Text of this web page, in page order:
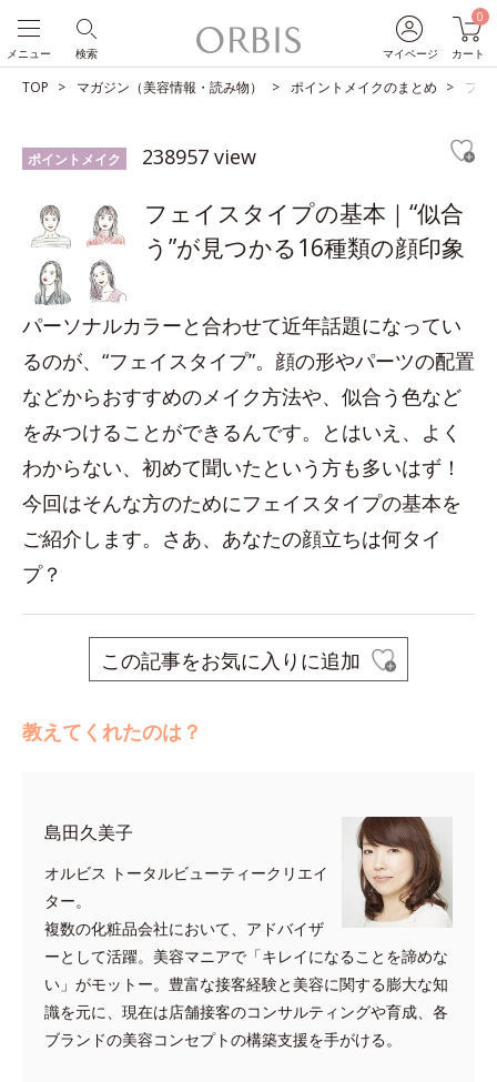
マイページ
0
カート
検索
メニュー
TOP マガジン（美容情報・読み物） ポイントメイクのまとめ フェ
ポイントメイク 238957 view
フェイスタイプの基本｜“似合
う”が見つかる16種類の顔印象
パーソナルカラーと合わせて近年話題になってい
るのが、“フェイスタイプ”。顔の形やパーツの配置
などからおすすめのメイク方法や、似合う色など
をみつけることができるんです。とはいえ、よく
わからない、初めて聞いたという方も多いはず！
今回はそんな方のためにフェイスタイプの基本を
ご紹介します。さあ、あなたの顔立ちは何タイ
プ？
この記事をお気に入りに追加
教えてくれたのは？
島田久美子
オルビス トータルビューティークリエイ
ター。
複数の化粧品会社において、アドバイザ
ーとして活躍。美容マニアで「キレイになることを諦めな
い」がモットー。豊富な接客経験と美容に関する膨大な知
識を元に、現在は店舗接客のコンサルティングや育成、各
ブランドの美容コンセプトの構築支援を手がける。